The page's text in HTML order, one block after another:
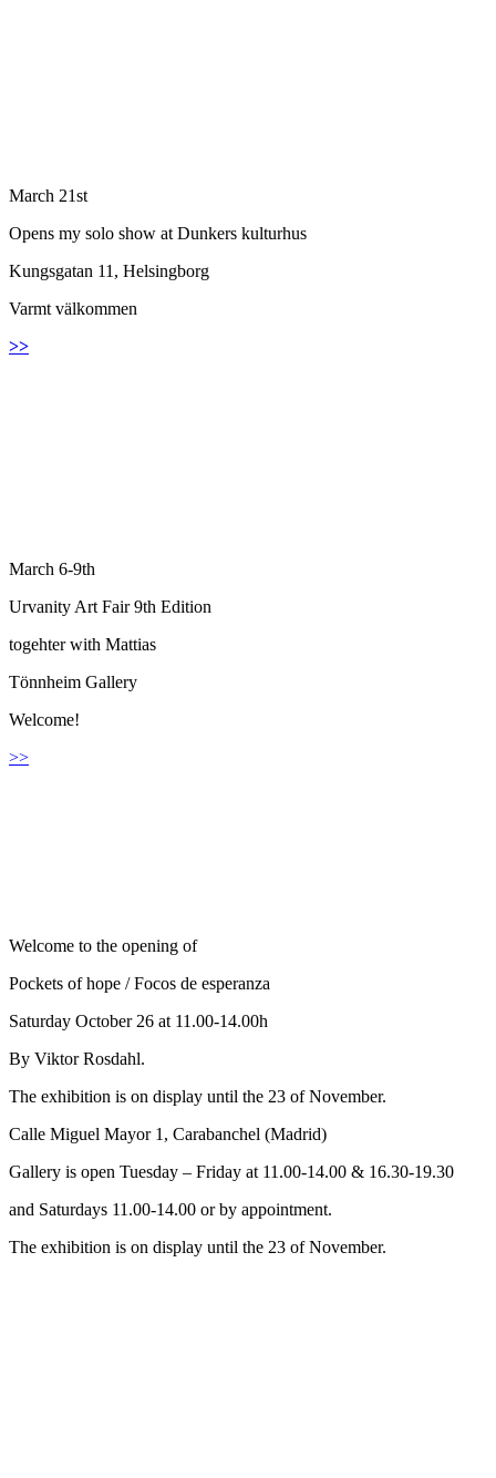
March 21st
Opens my solo show at Dunkers kulturhus
Kungsgatan 11, Helsingborg
Varmt välkommen
>>
March 6-9th
Urvanity Art Fair 9th Edition
togehter with Mattias
Tönnheim Gallery
Welcome!
>>
Welcome to the opening of
Pockets of hope / Focos de esperanza
Saturday October 26 at 11.00-14.00h
By Viktor Rosdahl.
The exhibition is on display until the 23 of November.
Calle Miguel Mayor 1, Carabanchel (Madrid)
Gallery is open Tuesday – Friday at 11.00-14.00 & 16.30-19.30
and Saturdays 11.00-14.00 or by appointment.
The exhibition is on display until the 23 of November.